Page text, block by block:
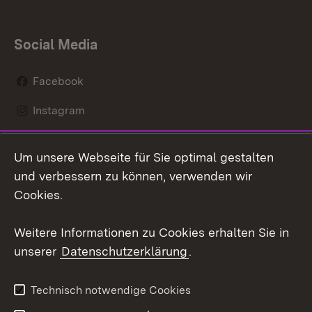
Social Media
Facebook
Instagram
Mastodon
Youtube
Kontakt
Datenschutz
Barrierefreiheit
Um unsere Webseite für Sie optimal gestalten
und verbessern zu können, verwenden wir
Cookies.
Weitere Informationen zu Cookies erhalten Sie in
unserer Datenschutzerklärung.
Technisch notwendige Cookies